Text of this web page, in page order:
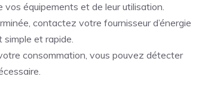
équipements et de leur utilisation.
contactez votre fournisseur d’énergie
et rapide.
consommation, vous pouvez détecter